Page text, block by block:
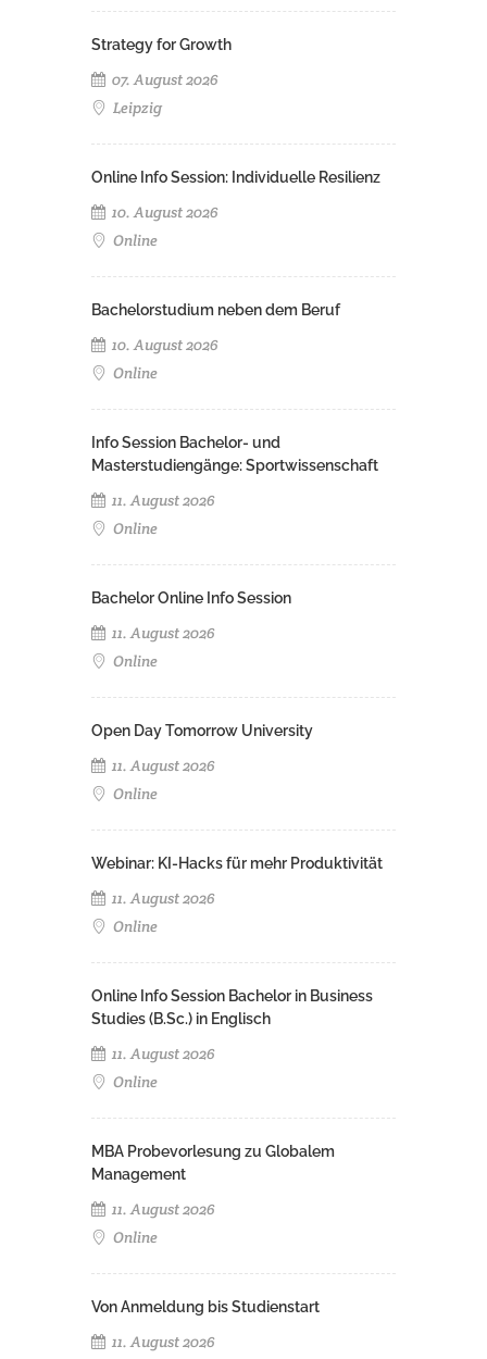
Strategy for Growth
07. August 2026
Leipzig
Online Info Session: Individuelle Resilienz
10. August 2026
Online
Bachelorstudium neben dem Beruf
10. August 2026
Online
Info Session Bachelor- und
Masterstudiengänge: Sportwissenschaft
11. August 2026
Online
Bachelor Online Info Session
11. August 2026
Online
Open Day Tomorrow University
11. August 2026
Online
Webinar: KI-Hacks für mehr Produktivität
11. August 2026
Online
Online Info Session Bachelor in Business
Studies (B.Sc.) in Englisch
11. August 2026
Online
MBA Probevorlesung zu Globalem
Management
11. August 2026
Online
Von Anmeldung bis Studienstart
11. August 2026